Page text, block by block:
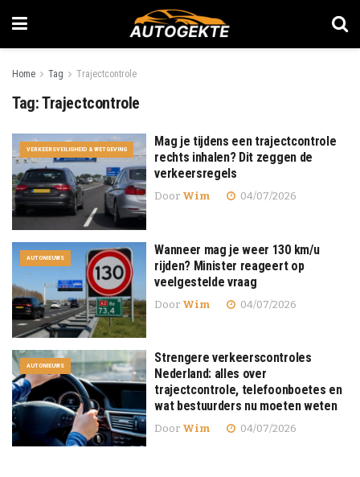
Home Tag Trajectcontrole
Tag:Trajectcontrole
VERKEERSVEILIGHEID & WETGEVING
Mag je tijdens een trajectcontrole
rechts inhalen? Dit zeggen de
verkeersregels
Door Wim 04/07/2026
AUTONIEUWS
Wanneer mag je weer 130 km/u
rijden? Minister reageert op
veelgestelde vraag
Door Wim 04/07/2026
AUTONIEUWS
Strengere verkeerscontroles
Nederland: alles over
trajectcontrole, telefoonboetes en
wat bestuurders nu moeten weten
Door Wim 04/07/2026